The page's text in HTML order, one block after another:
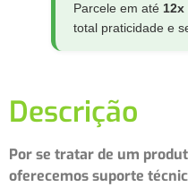
Parcele em até
total praticidade e
Descrição
Por se tratar de um
oferecemos suporte